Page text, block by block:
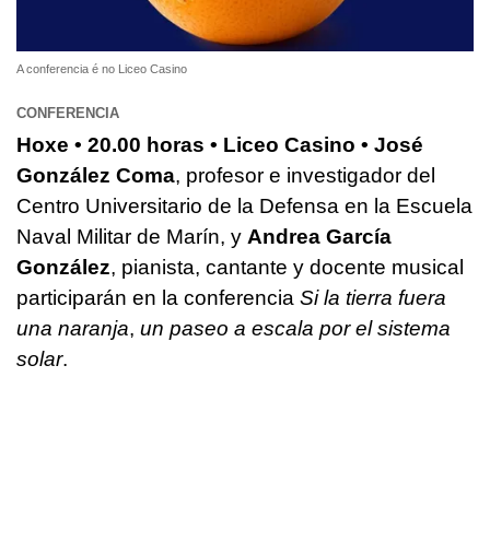
A conferencia é no Liceo Casino
CONFERENCIA
Hoxe • 20.00 horas • Liceo Casino • José
González Coma, profesor e investigador del
Centro Universitario de la Defensa en la Escuela
Naval Militar de Marín, y Andrea García
González, pianista, cantante y docente musical
participarán en la conferencia Si la tierra fuera
una naranja, un paseo a escala por el sistema
solar.